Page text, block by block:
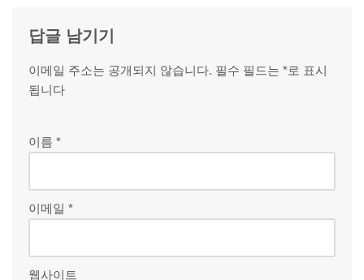
답글 남기기
이메일 주소는 공개되지 않습니다. 필수 필드는 *로 표시
됩니다
이름 *
이메일 *
웹사이트